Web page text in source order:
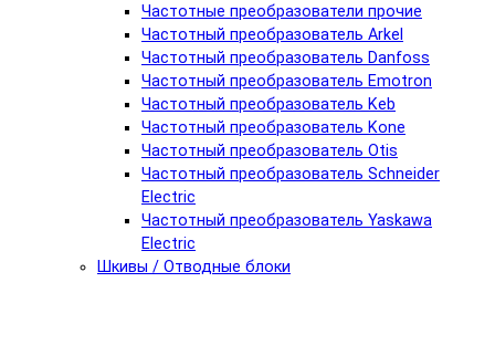
Частотные преобразователи прочие
Частотный преобразователь Arkel
Частотный преобразователь Danfoss
Частотный преобразователь Emotron
Частотный преобразователь Keb
Частотный преобразователь Kone
Частотный преобразователь Otis
Частотный преобразователь Schneider
Electric
Частотный преобразователь Yaskawa
Electric
Шкивы / Отводные блоки